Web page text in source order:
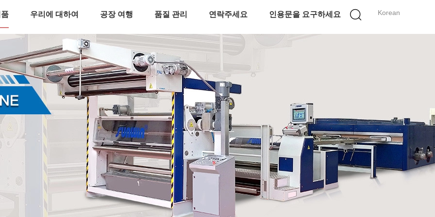
Korean
우리에 대하여 공장 여행 품질 관리 연락주세요 인용문을 요구하세요